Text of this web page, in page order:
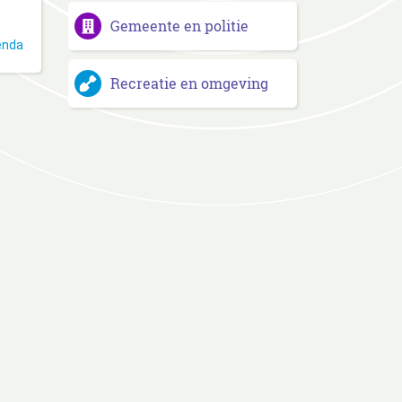
Gemeente en politie
Recreatie en omgeving